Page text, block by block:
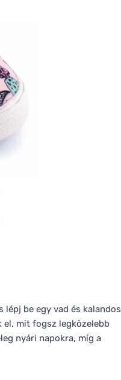
lépj be egy vad és kalandos
el, mit fogsz legközelebb
nyári napokra, míg a